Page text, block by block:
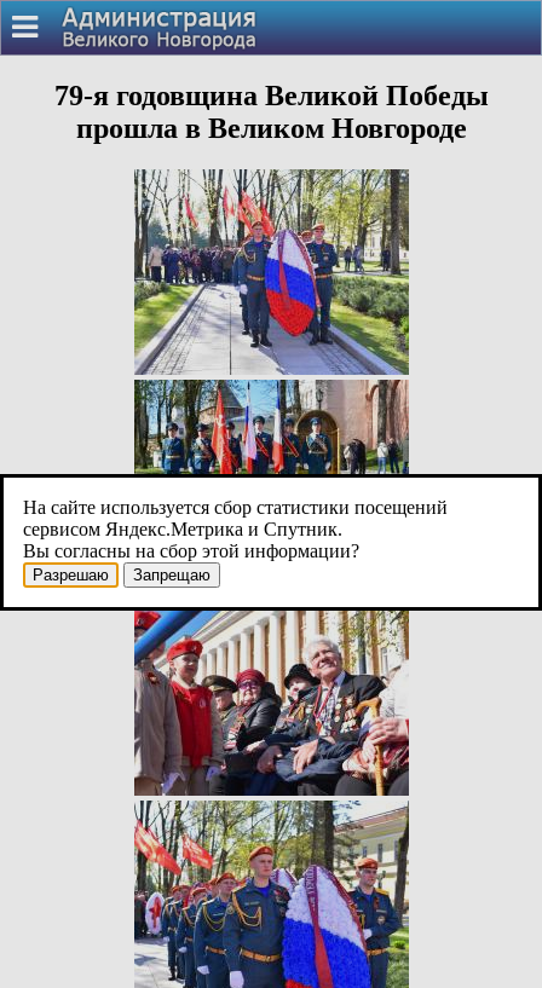
79-я годовщина Великой Победы
прошла в Великом Новгороде
На сайте используется сбор статистики посещений
сервисом Яндекс.Метрика и Спутник.
Вы согласны на сбор этой информации?
Разрешаю Запрещаю